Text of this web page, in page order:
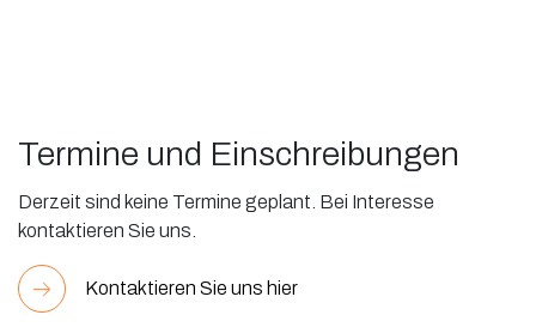
Termine und Einschreibungen
Derzeit sind keine Termine geplant. Bei Interesse
kontaktieren Sie uns.
Kontaktieren Sie uns hier